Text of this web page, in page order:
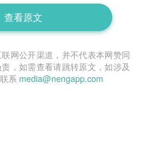
查看原文
网公开渠道，并不代表本网赞同
，如需查看请跳转原文，如涉及
系 media@nengapp.com